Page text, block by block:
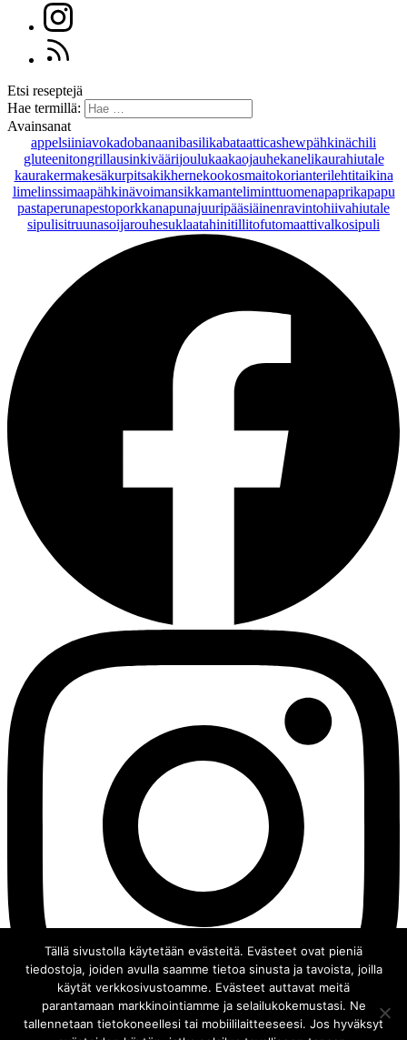
Etsi reseptejä
Hae termillä:
Avainsanat
appelsiiniavokadobanaanibasilikabataatticashewpähkinächili
gluteenitongrillausinkiväärijoulukaakaojauhekanelikaurahiutale
kaurakermakesäkurpitsakikhernekookosmaitokorianterilehtitaikina
limelinssimaapähkinävoimansikkamanteliminttuomenapaprikapapu
pastaperunapestoporkkanapunajuuripääsiäinenravintohiivahiutale
sipulisitruunasoijarouhesuklaatahinitillitofutomaattivalkosipuli
Tällä sivustolla käytetään evästeitä. Evästeet ovat pieniä
tiedostoja, joiden avulla saamme tietoa sinusta ja tavoista, joilla
käytät verkkosivustoamme. Evästeet auttavat meitä
parantamaan markkinointiamme ja selailukokemustasi. Ne
tallennetaan tietokoneellesi tai mobiililaitteeseesi. Jos hyväksyt